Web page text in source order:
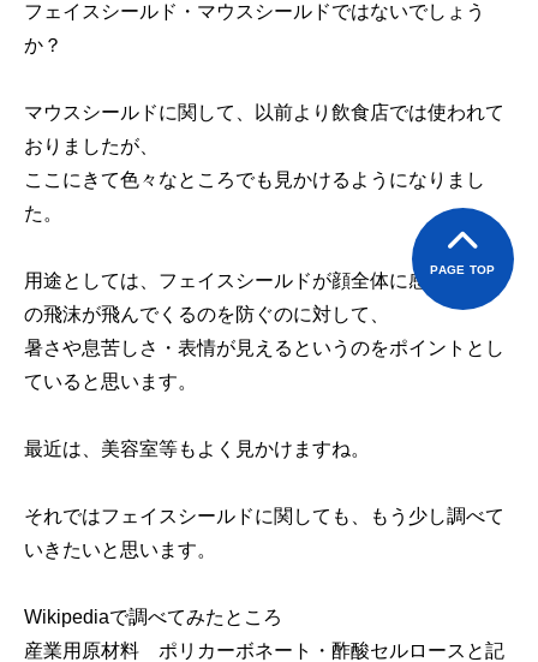
PAGE TOP
フェイスシールド・マウスシールドではないでしょう
か？
マウスシールドに関して、以前より飲食店では使われて
おりましたが、
ここにきて色々なところでも見かけるようになりまし
た。
用途としては、フェイスシールドが顔全体に感染物質等
の飛沫が飛んでくるのを防ぐのに対して、
暑さや息苦しさ・表情が見えるというのをポイントとし
ていると思います。
最近は、美容室等もよく見かけますね。
それではフェイスシールドに関しても、もう少し調べて
いきたいと思います。
Wikipediaで調べてみたところ
産業用原材料 ポリカーボネート・酢酸セルロースと記